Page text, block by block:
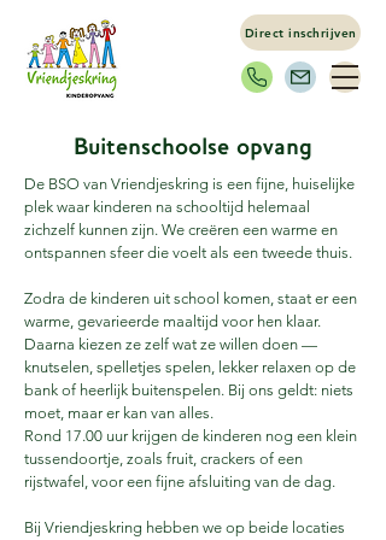
Direct inschrijven
Buitenschoolse opvang
De BSO van Vriendjeskring is een fijne, huiselijke
plek waar kinderen na schooltijd helemaal
zichzelf kunnen zijn. We creëren een warme en
ontspannen sfeer die voelt als een tweede thuis.
Zodra de kinderen uit school komen, staat er een
warme, gevarieerde maaltijd voor hen klaar.
Daarna kiezen ze zelf wat ze willen doen —
knutselen, spelletjes spelen, lekker relaxen op de
bank of heerlijk buitenspelen. Bij ons geldt: niets
moet, maar er kan van alles.
Rond 17.00 uur krijgen de kinderen nog een klein
tussendoortje, zoals fruit, crackers of een
rijstwafel, voor een fijne afsluiting van de dag.
Bij Vriendjeskring hebben we op beide locaties